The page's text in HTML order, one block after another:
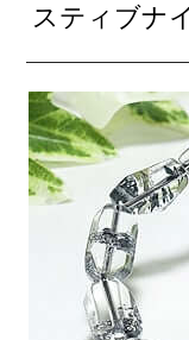
スティブナ